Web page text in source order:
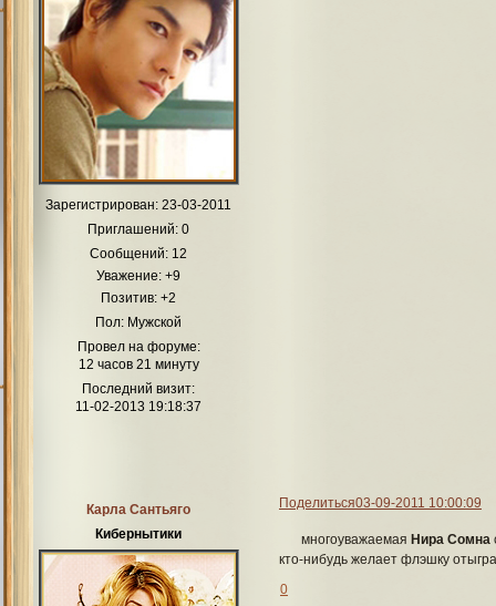
Зарегистрирован: 23-03-2011
Приглашений: 0
Сообщений: 12
Уважение: +9
Позитив: +2
Пол: Мужской
Провел на форуме:
12 часов 21 минуту
Последний визит:
11-02-2013 19:18:37
Поделиться03-09-2011 10:00:09
Карла Сантьяго
Кибернытики
многоуважаемая Нира Сомна
кто-нибудь желает флэшку
0